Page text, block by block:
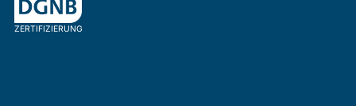
ZERTIFIZIERUNG